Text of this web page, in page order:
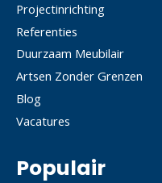
Projectinrichting
Referenties
Duurzaam Meubilair
Artsen Zonder Grenzen
Blog
Vacatures
Populair